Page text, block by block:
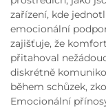
zařízení, kde
emocionální
zajišťuje, že
přitahoval
diskrétně
během schůzek,
Emocionální